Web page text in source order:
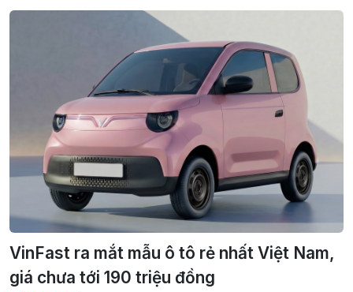
VinFast ra mắt mẫu ô tô rẻ nhất Việt Nam,
giá chưa tới 190 triệu đồng